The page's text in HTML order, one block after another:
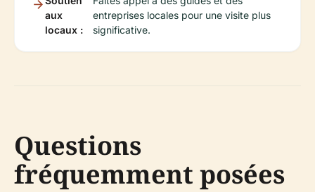
aux
locaux :
entreprises locales pour une visite plus
significative.
Questions
fréquemment posées